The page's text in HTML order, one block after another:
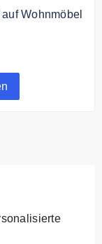
nicht
Wohnmöbel